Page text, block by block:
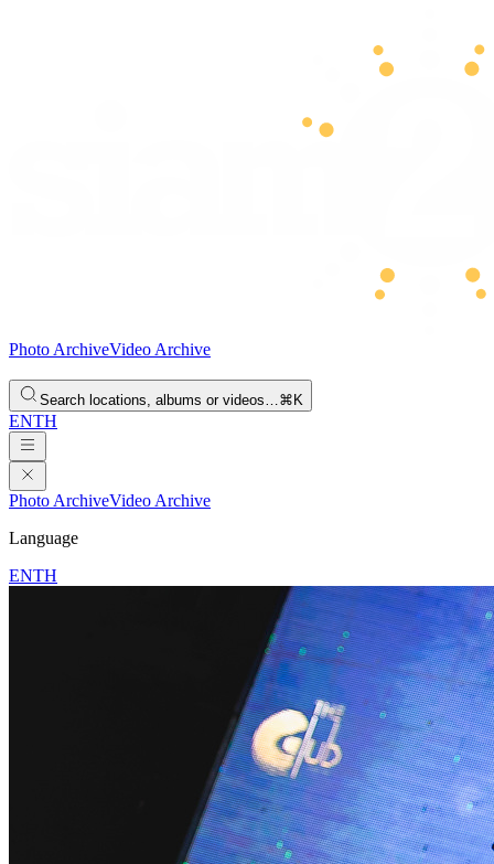
Photo ArchiveVideo Archive
Search locations, albums or videos…⌘K
ENTH
Photo ArchiveVideo Archive
Language
ENTH